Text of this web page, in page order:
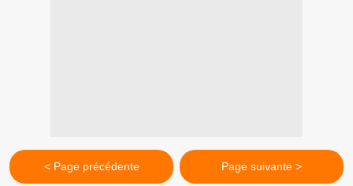
< Page précédente Page suivante >